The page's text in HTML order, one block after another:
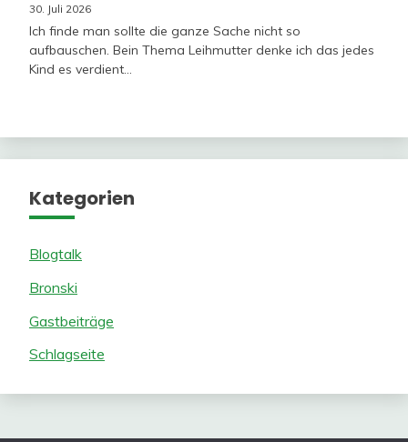
30. Juli 2026
Ich finde man sollte die ganze Sache nicht so
aufbauschen. Bein Thema Leihmutter denke ich das jedes
Kind es verdient…
Kategorien
Blogtalk
Bronski
Gastbeiträge
Schlagseite